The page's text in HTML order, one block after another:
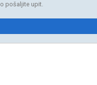
pošaljite upit.